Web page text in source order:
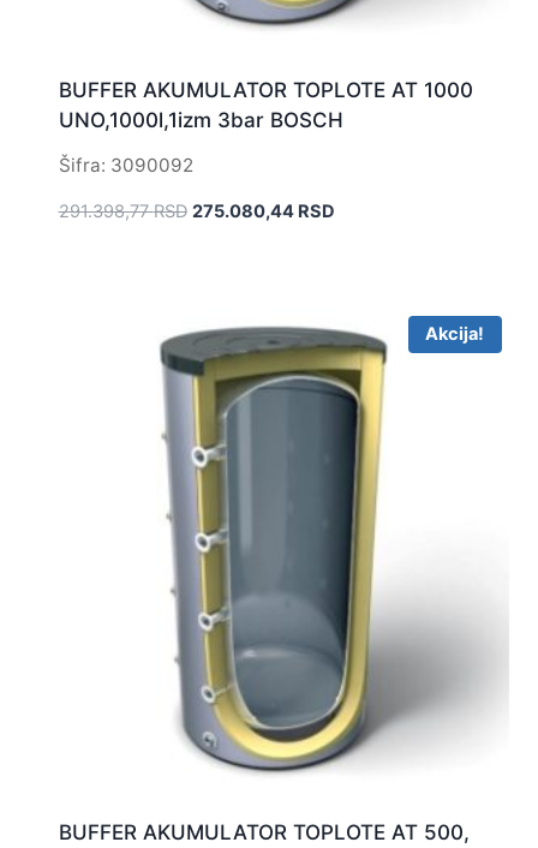
BUFFER AKUMULATOR TOPLOTE AT 1000
UNO,1000l,1izm 3bar BOSCH
Šifra: 3090092
291.398,77RSD Originalna
291.398,77 RSD.
275.080,44 RSDTrenutna
Akcija!
BUFFER AKUMULATOR TOPLOTE AT 500,